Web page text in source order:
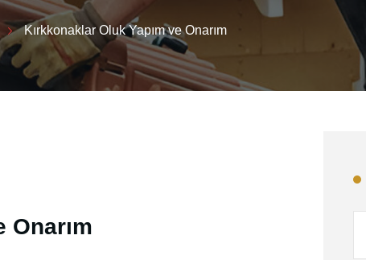
Kırkkonaklar Oluk Yapım ve Onarım
Onarım